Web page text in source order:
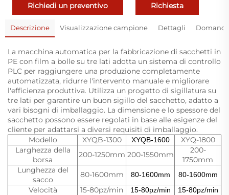
Richiedi un preventivo Richiesta
Descrizione Visualizzazione campione Dettagli
La macchina automatica per la fabbricazione di sacchetti in
PE con film a bolle su tre lati adotta un sistema di controllo
PLC per raggiungere una produzione completamente
automatizzata, ridurre l'intervento manuale e migliorare
l'efficienza produttiva. Utilizza un progetto di sigillatura su
tre lati per garantire un buon sigillo del sacchetto, adatto a
vari bisogni di imballaggio. La dimensione e lo spessore del
sacchetto possono essere regolati in base alle esigenze del
cliente per adattarsi a diversi requisiti di imballaggio.
Modello
XYQB-1300 XYQB-1600
XYQ-1800
Larghezza della
borsa
200-1250mm 200-1550mm
200-
1750mm
Lunghezza del
sacco
80-1600mm 80-1600mm 80-1600mm
Velocità 15-80pz/min 15-80pz/min 15-80pz/min